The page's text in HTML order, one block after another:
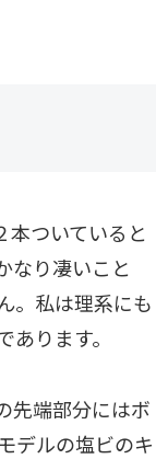
本ついていると
なり凄いこと
。私は理系にも
ります。
先端部分にはボ
デルの塩ビのキ